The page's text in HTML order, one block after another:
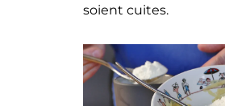
soient cuites.